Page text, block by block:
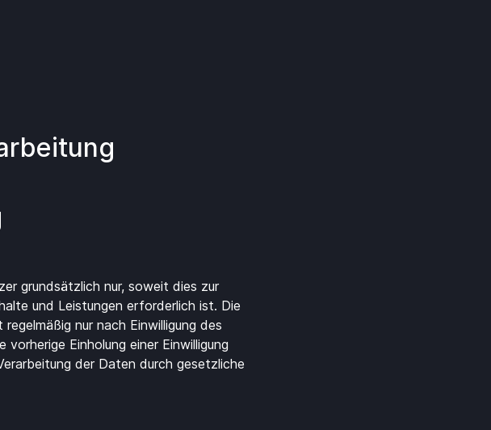
grundsätzlich nur, soweit dies zur
und Leistungen erforderlich ist. Die
nur nach Einwilligung des
Einholung einer Einwilligung
der Daten durch gesetzliche